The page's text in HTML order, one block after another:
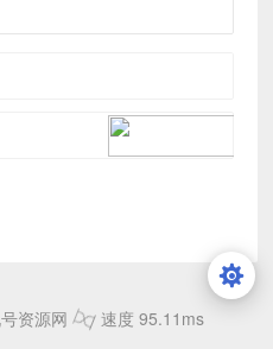
资源网 速度 95.11ms